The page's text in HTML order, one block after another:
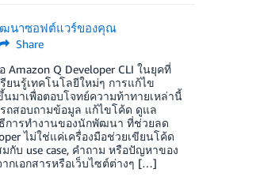
ฒนาซอฟต์แวร์ของคุณ
Share
Q Developer CLI ในยุคที่
นรู้เทคโนโลยีใหม่ๆ การแก้ไข
มาเพื่อตอบโจทย์ความท้าทายเหล่านี้
ถสอบถามข้อมูล แก้ไขโค้ด ดูแล
ธีการทำงานของนักพัฒนา ที่ช่วยลด
ไม่ใช่แค่เครื่องมือช่วยเขียนโค้ด
กับ use case, คำถาม หรือปัญหาของ
กเอกสารหรือเว็บไซต์ต่างๆ […]